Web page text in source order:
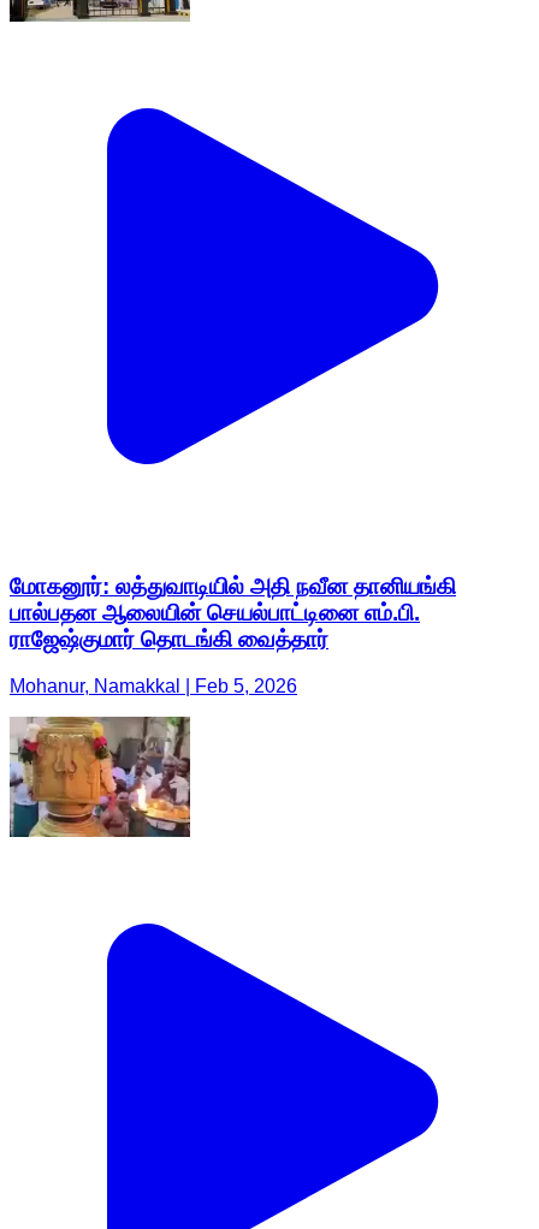
மோகனூர்: லத்துவாடியில் அதி நவீன தானியங்கி
பால்பதன ஆலையின் செயல்பாட்டினை எம்.பி.
ராஜேஷ்குமார் தொடங்கி வைத்தார்
Mohanur, Namakkal | Feb 5, 2026